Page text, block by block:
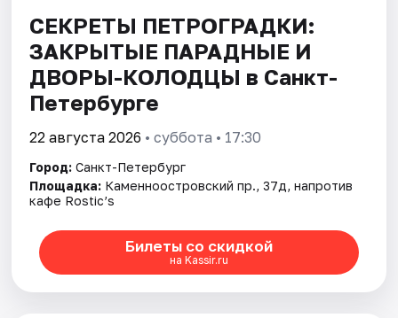
Города
Площадки
Артисты
Рейтинги
СЕКРЕТЫ ПЕТРОГРАДКИ:
ЗАКРЫТЫЕ ПАРАДНЫЕ И
ДВОРЫ-КОЛОДЦЫ в Санкт-
Петербурге
22 августа 2026 • суббота • 17:30
Город: Санкт-Петербург
Площадка: Каменноостровский пр., 37д, напротив
кафе Rostic’s
Билеты со скидкой
на Kassir.ru